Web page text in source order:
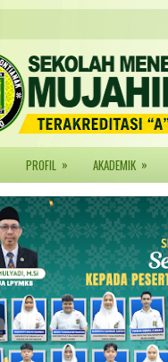
PROFIL » AKADEMIK »